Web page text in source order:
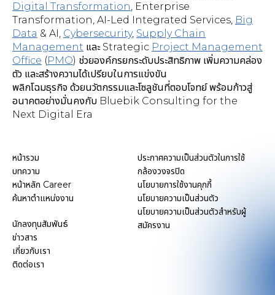
Digital Transformation, Enterprise
Transformation, AI-Led Integrated Services, Big
Data & AI, Cybersecurity, Supply Chain
Management และ Strategic Project Management
Office (PMO) ช่วยองค์กรยกระดับประสิทธิภาพ เพิ่มความคล่อง
ตัว และสร้างความได้เปรียบในการแข่งขัน
พลิกโฉมธุรกิจ ด้วยนวัตกรรมและโซลูชันที่ตอบโจทย์ พร้อมก้าวสู่
อนาคตอย่างมั่นคงกับ Bluebik Consulting for the
Next Digital Era
หน้ารวม
บทความ
หน้าหลัก Career
ค้นหาตำแหน่งงาน
นักลงทุนสัมพันธ์
ข่าวสาร
เกี่ยวกับเรา
ติดต่อเรา
ประกาศความเป็นส่วนตัวในการใช้
กล้องวงจรปิด
นโยบายการใช้งานคุกกี้
นโยบายความเป็นส่วนตัว
นโยบายความเป็นส่วนตัวสำหรับผู้
สมัครงาน